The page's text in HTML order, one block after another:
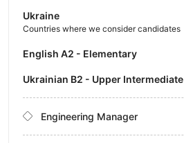
Ukraine
Countries where we consider candidates
English A2 - Elementary
Ukrainian B2 - Upper Intermediate
Engineering Manager